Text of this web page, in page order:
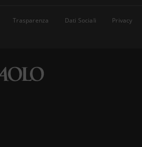
Trasparenza Dati Sociali Privacy